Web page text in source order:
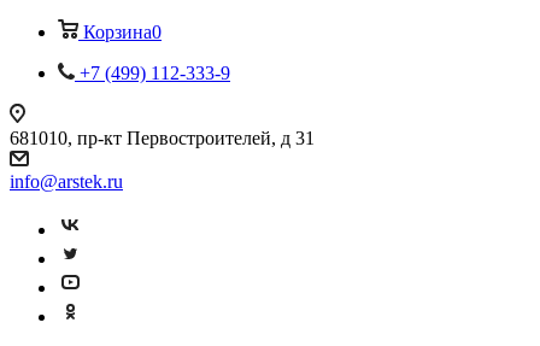
Корзина0
+7 (499) 112-333-9
681010, пр-кт Первостроителей, д 31
info@arstek.ru